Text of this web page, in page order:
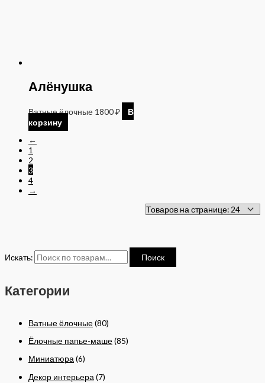
Искать: Поиск
Категории
Ватные ёлочные(80)
Ёлочные папье-маше(85)
Миниатюра (6)
Декор интерьера (7)
Алёнушка
Ватные ёлочные 1800₽
В
корзину
←
1
2
3
4
→